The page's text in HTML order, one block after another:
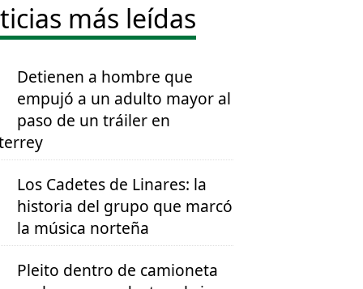
más leídas
Detienen a hombre que
empujó a un adulto mayor al
paso de un tráiler en
Los Cadetes de Linares: la
historia del grupo que marcó
la música norteña
Pleito dentro de camioneta